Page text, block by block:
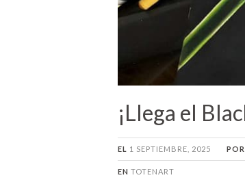
¡Llega el
EL 1 SEPTIEMBRE, 2025
EN TOTENART